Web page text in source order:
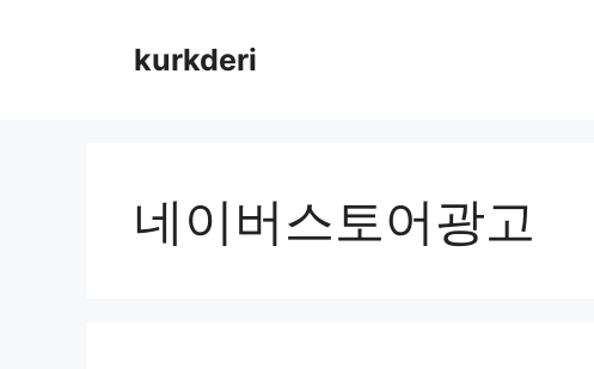
kurkderi
네이버스토어광고